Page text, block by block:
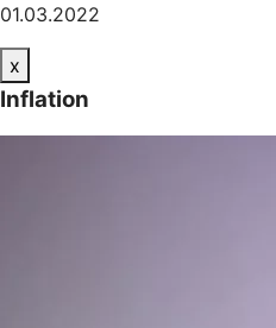
01.03.2022
x
Inflation